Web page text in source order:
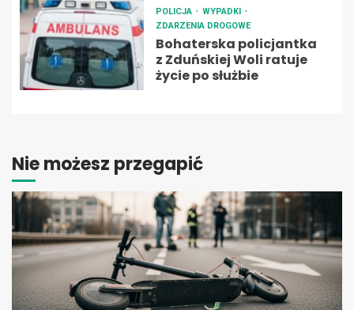
POLICJA
WYPADKI
ZDARZENIA DROGOWE
Bohaterska policjantka
z Zduńskiej Woli ratuje
życie po służbie
Nie możesz przegapić